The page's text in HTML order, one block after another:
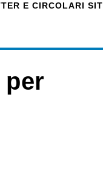
E CIRCOLARI SIT